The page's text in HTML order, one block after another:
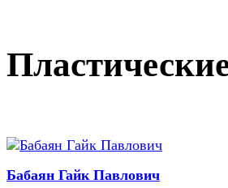
Бабаян Гайк Павлович